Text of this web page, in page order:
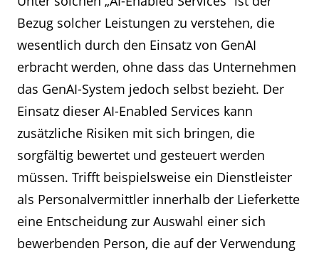
Bezug solcher Leistungen zu verstehen, die
wesentlich durch den Einsatz von GenAI
erbracht werden, ohne dass das Unternehmen
das GenAI-System jedoch selbst bezieht. Der
Einsatz dieser AI-Enabled Services kann
zusätzliche Risiken mit sich bringen, die
sorgfältig bewertet und gesteuert werden
müssen. Trifft beispielsweise ein Dienstleister
als Personalvermittler innerhalb der Lieferkette
eine Entscheidung zur Auswahl einer sich
bewerbenden Person, die auf der Verwendung